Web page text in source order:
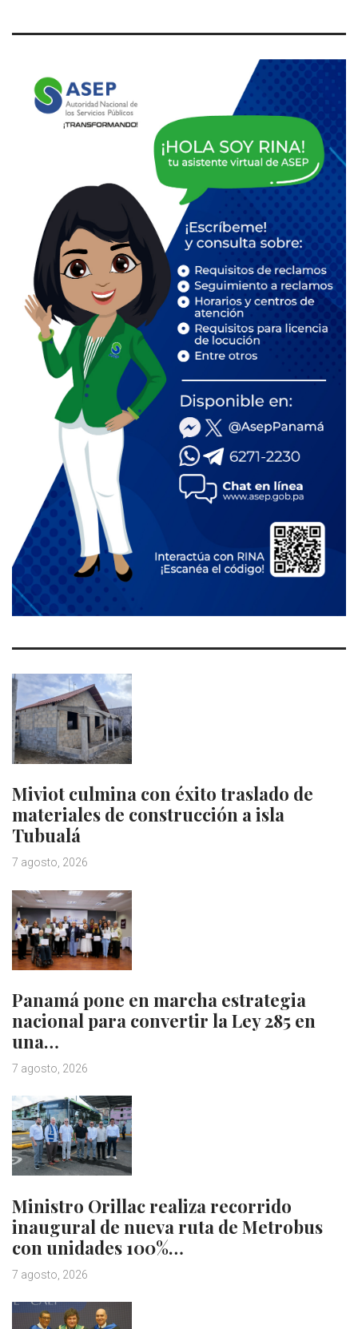
Miviot culmina con éxito traslado de
materiales de construcción a isla
Tubualá
7 agosto, 2026
Panamá pone en marcha estrategia
nacional para convertir la Ley 285 en
una…
7 agosto, 2026
Ministro Orillac realiza recorrido
inaugural de nueva ruta de Metrobus
con unidades 100%…
7 agosto, 2026